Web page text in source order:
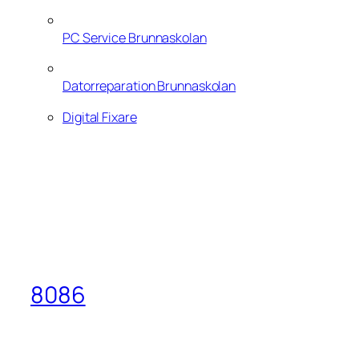
PC Service Brunnaskolan
Datorreparation Brunnaskolan
Digital Fixare
8086